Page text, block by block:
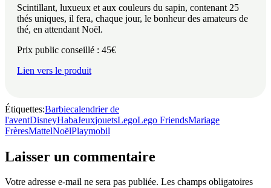
Scintillant, luxueux et aux couleurs du sapin, contenant 25
thés uniques, il fera, chaque jour, le bonheur des amateurs de
thé, en attendant Noël.
Prix public conseillé : 45€
Lien vers le produit
Étiquettes:Barbiecalendrier de
l'aventDisneyHabaJeuxjouetsLegoLego FriendsMariage
FrèresMattelNoëlPlaymobil
Laisser un commentaire
Votre adresse e-mail ne sera pas publiée. Les champs obligatoires